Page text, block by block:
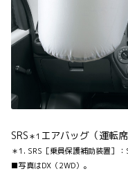
SRS＊1 エアバッグ（運転
＊1. SRS［乗員保護補助装置］
■写真はDX（2WD）。